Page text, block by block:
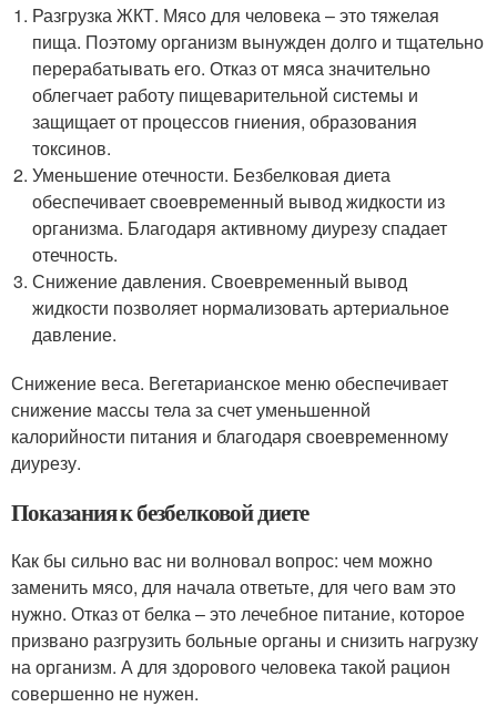
Разгрузка ЖКТ. Мясо для человека – это тяжелая
пища. Поэтому организм вынужден долго и тщательно
перерабатывать его. Отказ от мяса значительно
облегчает работу пищеварительной системы и
защищает от процессов гниения, образования
токсинов.
Уменьшение отечности. Безбелковая диета
обеспечивает своевременный вывод жидкости из
организма. Благодаря активному диурезу спадает
отечность.
Снижение давления. Своевременный вывод
жидкости позволяет нормализовать артериальное
давление.
Снижение веса. Вегетарианское меню обеспечивает
снижение массы тела за счет уменьшенной
калорийности питания и благодаря своевременному
диурезу.
Показания к безбелковой диете
Как бы сильно вас ни волновал вопрос: чем можно
заменить мясо, для начала ответьте, для чего вам это
нужно. Отказ от белка – это лечебное питание, которое
призвано разгрузить больные органы и снизить нагрузку
на организм. А для здорового человека такой рацион
совершенно не нужен.